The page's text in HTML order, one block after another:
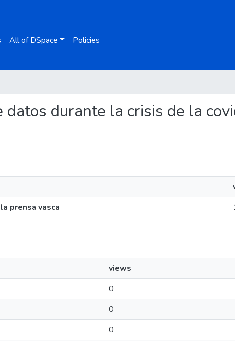
All of DSpace Policies
durante la crisis de la
prensa vasca
views
0
0
0